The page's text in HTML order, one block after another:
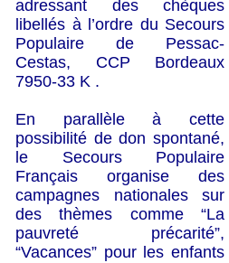
adressant des chèques
libellés à l’ordre du Secours
Populaire de Pessac-
Cestas, CCP Bordeaux
7950-33 K .
En parallèle à cette
possibilité de don spontané,
le Secours Populaire
Français organise des
campagnes nationales sur
des thèmes comme “La
pauvreté précarité”,
“Vacances” pour les enfants